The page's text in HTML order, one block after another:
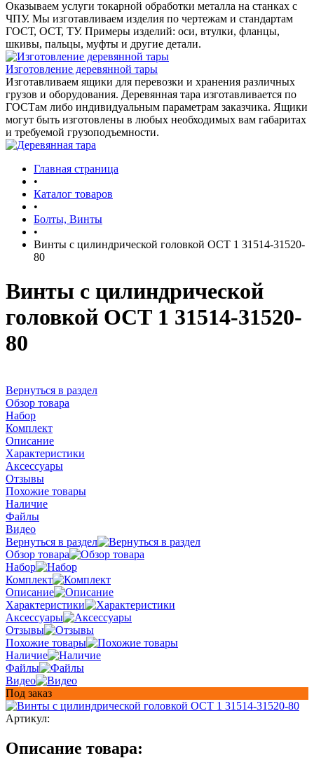
Оказываем услуги токарной обработки металла на станках с
ЧПУ. Мы изготавливаем изделия по чертежам и стандартам
ГОСТ, ОСТ, ТУ. Примеры изделий: оси, втулки, фланцы,
шкивы, пальцы, муфты и другие детали.
Изготовление деревянной тары
Изготавливаем ящики для перевозки и хранения различных
грузов и оборудования. Деревянная тара изготавливается по
ГОСТам либо индивидуальным параметрам заказчика. Ящики
могут быть изготовлены в любых необходимых вам габаритах
и требуемой грузоподъемности.
Главная страница
•
Каталог товаров
•
Болты, Винты
•
Винты с цилиндрической головкой ОСТ 1 31514-31520-
80
Винты с цилиндрической
головкой ОСТ 1 31514-31520-
80
Вернуться в раздел
Обзор товара
Набор
Комплект
Описание
Характеристики
Аксессуары
Отзывы
Похожие товары
Наличие
Файлы
Видео
Вернуться в раздел
Обзор товара
Набор
Комплект
Описание
Характеристики
Аксессуары
Отзывы
Похожие товары
Наличие
Файлы
Видео
Под заказ
Артикул:
Описание товара: